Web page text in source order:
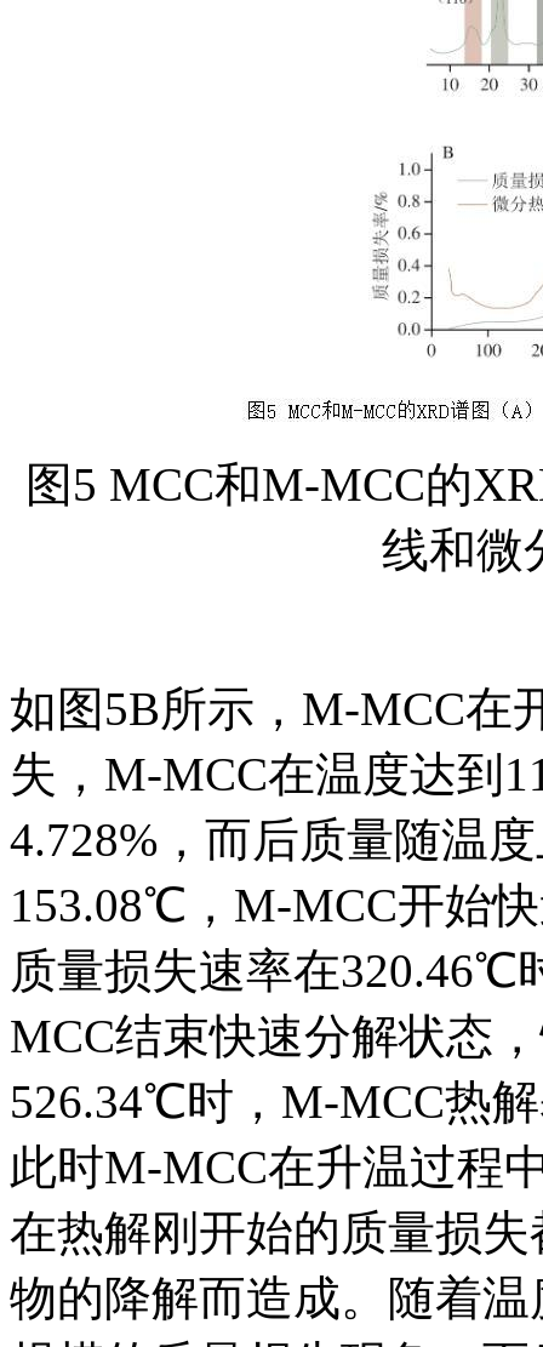
图5 MCC和M-MCC的
线和微
如图5B所示，M-MCC在
失，M-MCC在温度达到
4.728%，而后质量随温
153.08℃，M-MCC开始
质量损失速率在
MCC结束快速分解状态
526.34℃时，M-MCC热
此时M-MCC在升温过程
在热解刚开始的质量损
物的降解而造成。随着